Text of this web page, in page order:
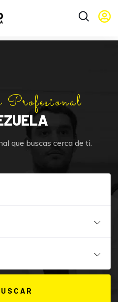
que buscas cerca de ti.